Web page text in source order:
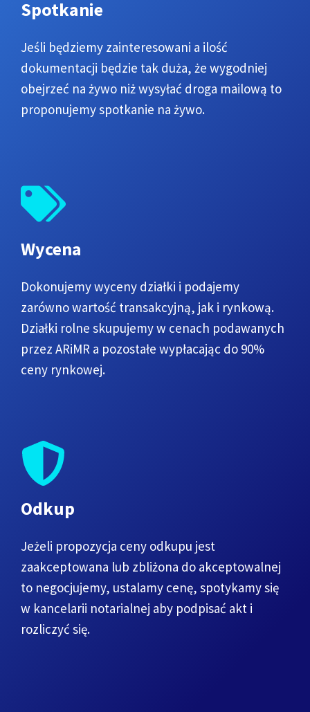
Spotkanie
Jeśli będziemy zainteresowani a ilość
dokumentacji będzie tak duża, że wygodniej
obejrzeć na żywo niż wysyłać droga mailową to
proponujemy spotkanie na żywo.
Wycena
Dokonujemy wyceny działki i podajemy
zarówno wartość transakcyjną, jak i rynkową.
Działki rolne skupujemy w cenach podawanych
przez ARiMR a pozostałe wypłacając do 90%
ceny rynkowej.
Odkup
Jeżeli propozycja ceny odkupu jest
zaakceptowana lub zbliżona do akceptowalnej
to negocjujemy, ustalamy cenę, spotykamy się
w kancelarii notarialnej aby podpisać akt i
rozliczyć się.